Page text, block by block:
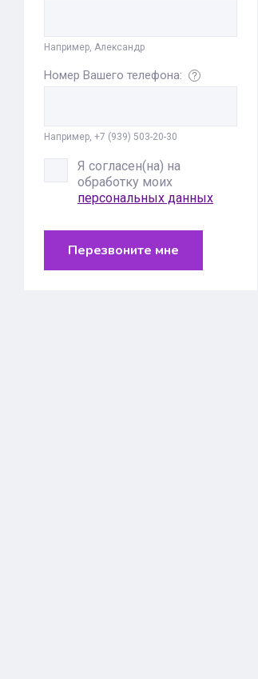
Например, Александр
Номер Вашего телефона:
Например, +7 (939) 503-20-30
Я согласен(на) на
обработку моих
персональных данных
Перезвоните мне